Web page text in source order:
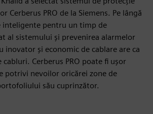
Cerberus PRO de la Siemens. Pe lângă
inteligente pentru un timp de
al sistemului și prevenirea alarmelor
inovator și economic de cablare are ca
Cerberus PRO poate fi ușor
potrivi nevoilor oricărei zone de
său cuprinzător.